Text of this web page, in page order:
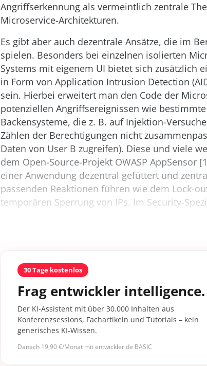
Angriffserkennung als vermeintlich zentrale
Microservice-Architekturen.
Es gibt aber auch dezentrale Ansätze, die im
spielen. Besonders bei einzelnen isolierten
Systems mit eigenem UI bietet sich zusätzlich
in Form von Application Intrusion Detection
sein. Hierbei erweitert man den Code der
potenziellen Angriffsereignissen wie
Backensysteme, die z. B. auf Injektion-
Zählen der Berechtigungen nicht
Daten von User B zugreifen). Diese und viele
dem Open-Source-Projekt OWASP
einer Anwendung dezentral gefüttert und
passenden Reaktionen führen wie dem Lock-
temporären Sperrung von IPs. Im Security-
30 Tage kostenlos
Frag entwickler intelligence.
Der KI-Assistent mit über 30.000 Inhalten aus
Konferenzsessions, Fachartikeln und Tutorials – kein
generisches KI-Wissen.
Danach 19,90 €/Monat mit entwickler.de BASIC